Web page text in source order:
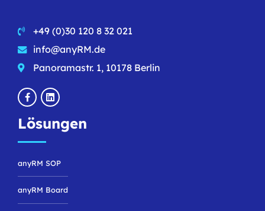
+49 (0)30 120 8 32 021
info@anyRM.de
Panoramastr. 1, 10178 Berlin
Lösungen
anyRM SOP
anyRM Board